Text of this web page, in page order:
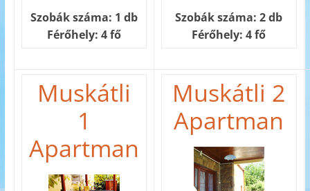
Szobák száma: 1 db
Férőhely: 4 fő
Szobák száma: 2 db
Férőhely: 4 fő
Muskátli
1
Apartman
Muskátli 2
Apartman